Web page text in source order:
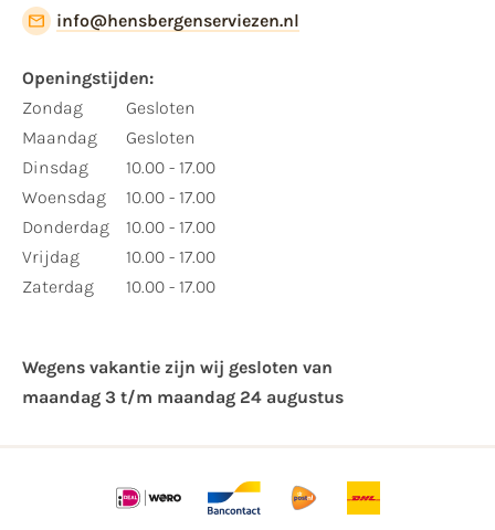
info@hensbergenserviezen.nl
Openingstijden:
Zondag
Maandag
Dinsdag
Woensdag
Donderdag
Vrijdag
Zaterdag
Gesloten
Gesloten
10.00 - 17.00
10.00 - 17.00
10.00 - 17.00
10.00 - 17.00
10.00 - 17.00
Wegens vakantie zijn wij gesloten van ​
maandag 3 t/m maandag 24 augustus